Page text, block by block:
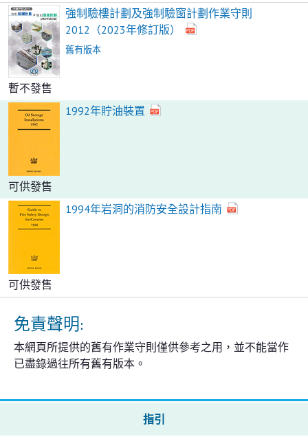
強制驗樓計劃及強制驗窗計劃作業守則
2012（2023年修訂版）
舊有版本
暫不發售
1992年貯油裝置
可供發售
1994年岩洞的消防安全設計指南
可供發售
免責聲明:
本網頁所提供的舊有作業守則僅供參考之用，並不能當作
已盡錄過往所有舊有版本。
指引